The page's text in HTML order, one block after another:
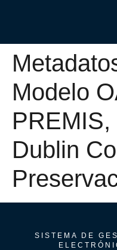
Modelo
Dublin
SISTEMA DE